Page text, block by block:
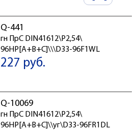
Q-441
гн ПрС DIN41612\P2,54\
96HP[A+B+C]\\\D33-96F1WL
227 руб.
Q-10069
гн ПрС DIN41612\P2,54\
96HP[A+B+C]\\уг\D33-96FR1DL